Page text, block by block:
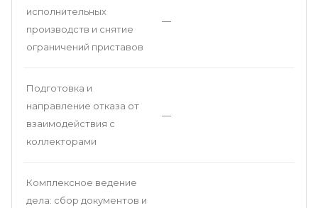
исполнительных
производств и снятие
ограничений приставов
—
Подготовка и
направление отказа от
взаимодействия с
коллекторами
—
Комплексное ведение
дела: сбор документов и